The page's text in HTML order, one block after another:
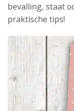
bevalling, staat
praktische tips!